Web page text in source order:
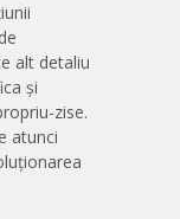
alt detaliu
și
zise.
atunci